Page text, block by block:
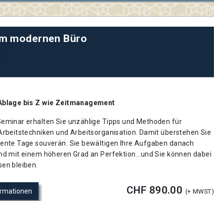
modernen Büro
bis Z wie Zeitmanagement
erhalten Sie unzählige Tipps und Methoden für
und Arbeitsorganisation. Damit überstehen Sie
Tage souverän. Sie bewältigen Ihre Aufgaben danach
mit einem höheren Grad an Perfektion...und Sie können dabei
bleiben.
CHF 890.00 (+ MWST)